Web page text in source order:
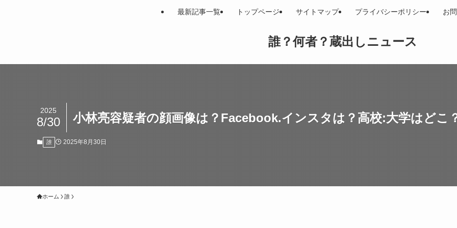
誰？何者？蔵出しニュース
最新記事一覧 トップページ サイトマップ プライバシーポリシー お
小林亮容疑者の顔画像は？Facebook.インスタは？高校:大学はどこ
2025
8/30
誰 2025年8月30日
ホーム 誰